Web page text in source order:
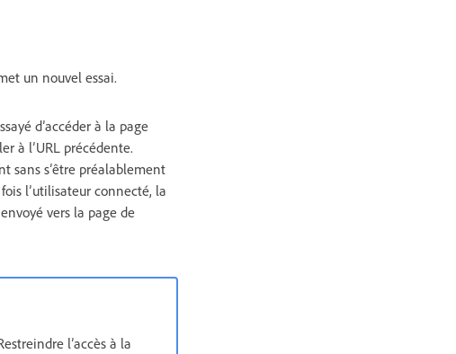
un nouvel essai.
d’accéder à la page
à l’URL précédente.
sans s’être préalablement
l’utilisateur connecté, la
vers la page de
l’accès à la